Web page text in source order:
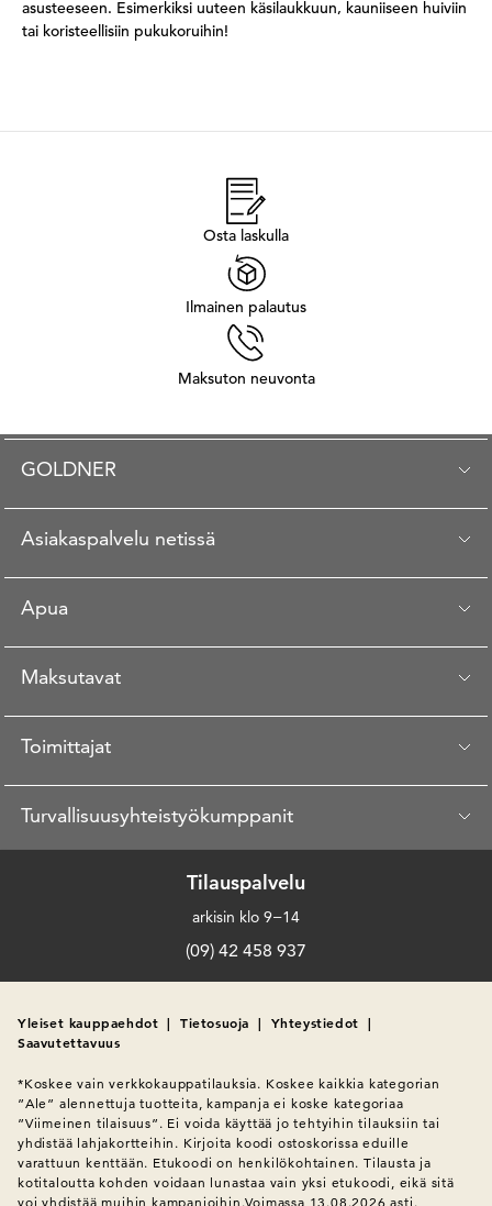
asusteeseen. Esimerkiksi uuteen käsilaukkuun, kauniiseen huiviin
tai koristeellisiin pukukoruihin!
Osta laskulla
Ilmainen palautus
Maksuton neuvonta
GOLDNER
Asiakaspalvelu netissä
Apua
Maksutavat
Toimittajat
Turvallisuusyhteistyökumppanit
Tilauspalvelu
arkisin klo 9−14
(09) 42 458 937
Yleiset kauppaehdot | Tietosuoja | Yhteystiedot |
Saavutettavuus
*Koskee vain verkkokauppatilauksia. Koskee kaikkia kategorian
”Ale” alennettuja tuotteita, kampanja ei koske kategoriaa
”Viimeinen tilaisuus”. Ei voida käyttää jo tehtyihin tilauksiin tai
yhdistää lahjakortteihin. Kirjoita koodi ostoskorissa eduille
varattuun kenttään. Etukoodi on henkilökohtainen. Tilausta ja
kotitaloutta kohden voidaan lunastaa vain yksi etukoodi, eikä sitä
voi yhdistää muihin kampanjoihin.Voimassa 13.08.2026 asti.